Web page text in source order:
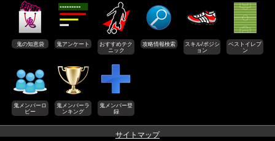
鬼の知恵袋 鬼アンケート
おすすめテク
ニック
攻略情報検索
スキル/ポジシ
ョン
ベストイレブ
ン
鬼メンバーロ
ビー
鬼メンバーラ
ンキング
鬼メンバー登
録
サイトマップ